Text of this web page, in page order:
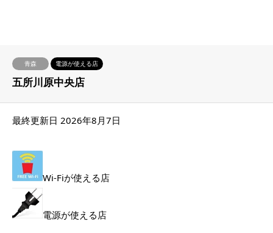
青森 電源が使える店
五所川原中央店
最終更新日 2026年8月7日
Wi-Fiが使える店
電源が使える店